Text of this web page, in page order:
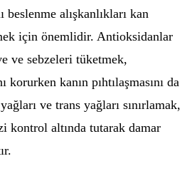
beslenme alışkanlıkları kan
için önemlidir. Antioksidanlar
ve sebzeleri tüketmek,
korurken kanın pıhtılaşmasını da
ve trans yağları sınırlamak,
kontrol altında tutarak damar